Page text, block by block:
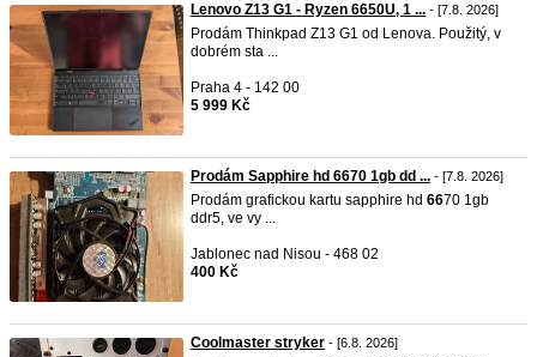
Lenovo Z13 G1 - Ryzen 6650U, 1 ... - [7.8. 2026]
Prodám Thinkpad Z13 G1 od Lenova. Použitý, v
dobrém sta ...
Praha 4 - 142 00
5 999 Kč
Prodám Sapphire hd 6670 1gb dd ... - [7.8. 2026]
Prodám grafickou kartu sapphire hd 6670 1gb
ddr5, ve vy ...
Jablonec nad Nisou - 468 02
400 Kč
Coolmaster stryker - [6.8. 2026]